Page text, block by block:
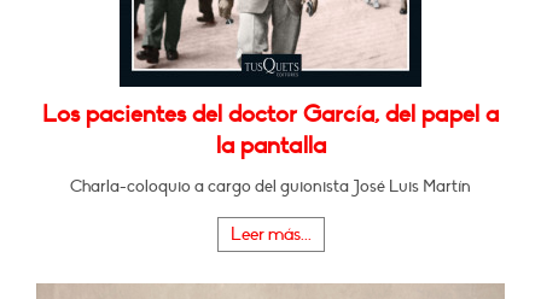
Los pacientes del doctor García, del papel a
la pantalla
Charla-coloquio a cargo del guionista José Luis Martín
Leer más...